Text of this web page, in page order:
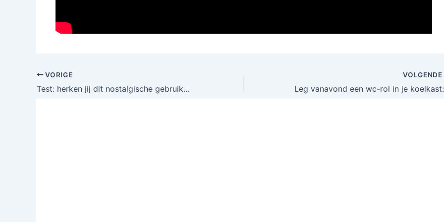
VORIGE
Test: herken jij dit nostalgische gebruiksvoorwerp dat alleen 50-plussers nog kennen?
VOLGENDE